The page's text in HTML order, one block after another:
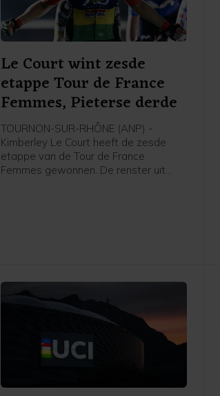
Le Court wint zesde
etappe Tour de France
Femmes, Pieterse derde
TOURNON-SUR-RHÔNE (ANP) -
Kimberley Le Court heeft de zesde
etappe van de Tour de France
Femmes gewonnen. De renster uit